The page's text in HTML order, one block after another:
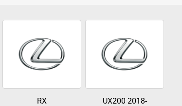
RX UX200 2018-